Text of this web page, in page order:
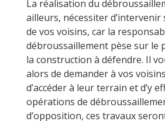
La réalisation du
ailleurs, nécessiter
de vos voisins, car la
débroussaillement pèse sur le
la construction à défendre. Il
alors de demander à vos
d’accéder à leur terrain et d’y
opérations de
d’opposition, ces travaux